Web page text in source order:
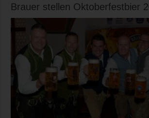
Brauer stellen Oktoberfestbier